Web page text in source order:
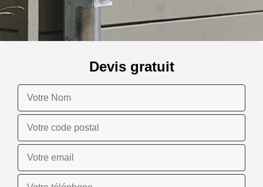
Devis gratuit